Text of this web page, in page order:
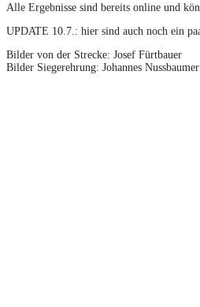
Alle Ergebnisse sind bereits online und
UPDATE 10.7.: hier sind auch noch ein
Bilder von der Strecke: Josef Fürtbauer
Bilder Siegerehrung: Johannes Nussbaumer